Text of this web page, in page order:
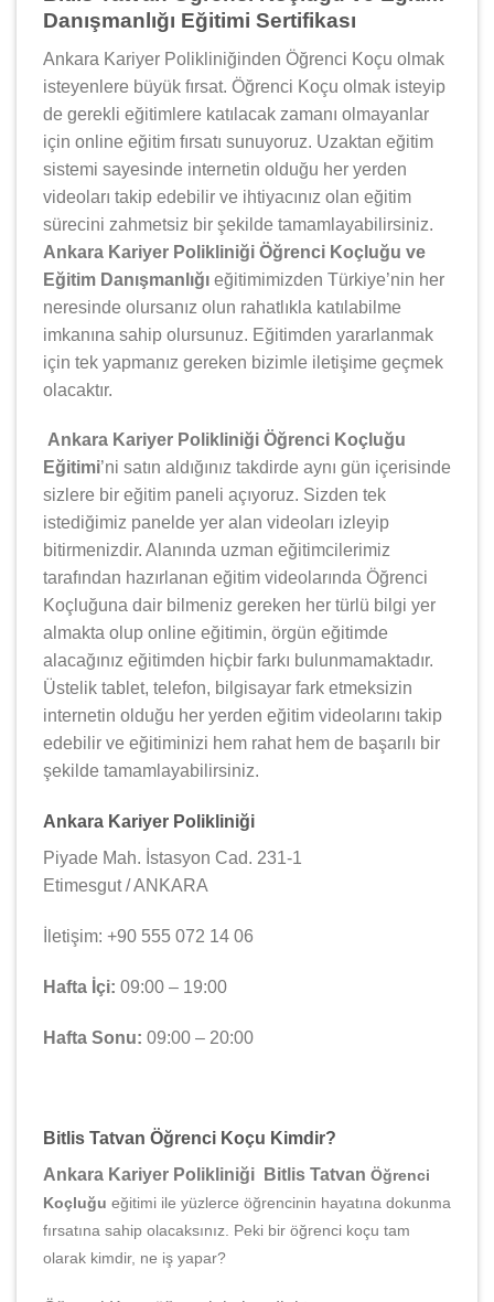
Danışmanlığı Eğitimi Sertifikası
Ankara Kariyer Polikliniğinden Öğrenci Koçu olmak
isteyenlere büyük fırsat. Öğrenci Koçu olmak isteyip
de gerekli eğitimlere katılacak zamanı olmayanlar
için online eğitim fırsatı sunuyoruz. Uzaktan eğitim
sistemi sayesinde internetin olduğu her yerden
videoları takip edebilir ve ihtiyacınız olan eğitim
sürecini zahmetsiz bir şekilde tamamlayabilirsiniz.
Ankara Kariyer Polikliniği Öğrenci Koçluğu ve
Eğitim Danışmanlığı eğitimimizden Türkiye’nin her
neresinde olursanız olun rahatlıkla katılabilme
imkanına sahip olursunuz. Eğitimden yararlanmak
için tek yapmanız gereken bizimle iletişime geçmek
olacaktır.
Ankara Kariyer Polikliniği Öğrenci Koçluğu
Eğitimi’ni satın aldığınız takdirde aynı gün içerisinde
sizlere bir eğitim paneli açıyoruz. Sizden tek
istediğimiz panelde yer alan videoları izleyip
bitirmenizdir. Alanında uzman eğitimcilerimiz
tarafından hazırlanan eğitim videolarında Öğrenci
Koçluğuna dair bilmeniz gereken her türlü bilgi yer
almakta olup online eğitimin, örgün eğitimde
alacağınız eğitimden hiçbir farkı bulunmamaktadır.
Üstelik tablet, telefon, bilgisayar fark etmeksizin
internetin olduğu her yerden eğitim videolarını takip
edebilir ve eğitiminizi hem rahat hem de başarılı bir
şekilde tamamlayabilirsiniz.
Ankara Kariyer Polikliniği
Piyade Mah. İstasyon Cad. 231-1
Etimesgut / ANKARA
İletişim: +90 555 072 14 06
Hafta İçi: 09:00 – 19:00
Hafta Sonu: 09:00 – 20:00
Bitlis Tatvan Öğrenci Koçu Kimdir?
Ankara Kariyer Polikliniği Bitlis Tatvan Öğrenci
Koçluğu eğitimi ile yüzlerce öğrencinin hayatına dokunma
fırsatına sahip olacaksınız. Peki bir öğrenci koçu tam
olarak kimdir, ne iş yapar?